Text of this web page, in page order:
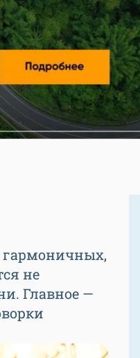
гармоничных,
не
Главное —